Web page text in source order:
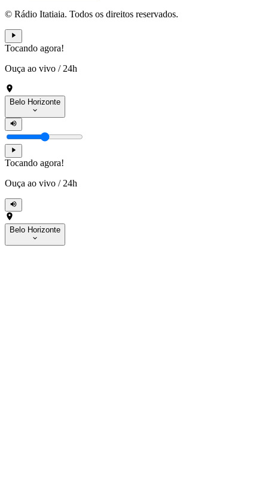
© Rádio Itatiaia. Todos os direitos reservados.
Tocando agora!
Ouça ao vivo / 24h
Belo Horizonte
Tocando agora!
Ouça ao vivo / 24h
Belo Horizonte